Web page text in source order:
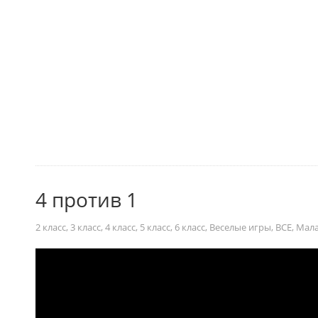
4 против 1
2 класс, 3 класс, 4 класс, 5 класс, 6 класс, Веселые игры, ВСЕ,